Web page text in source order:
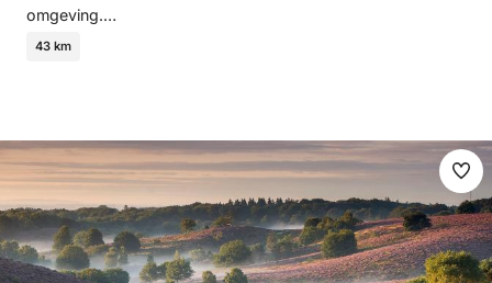
omgeving.…
43 km